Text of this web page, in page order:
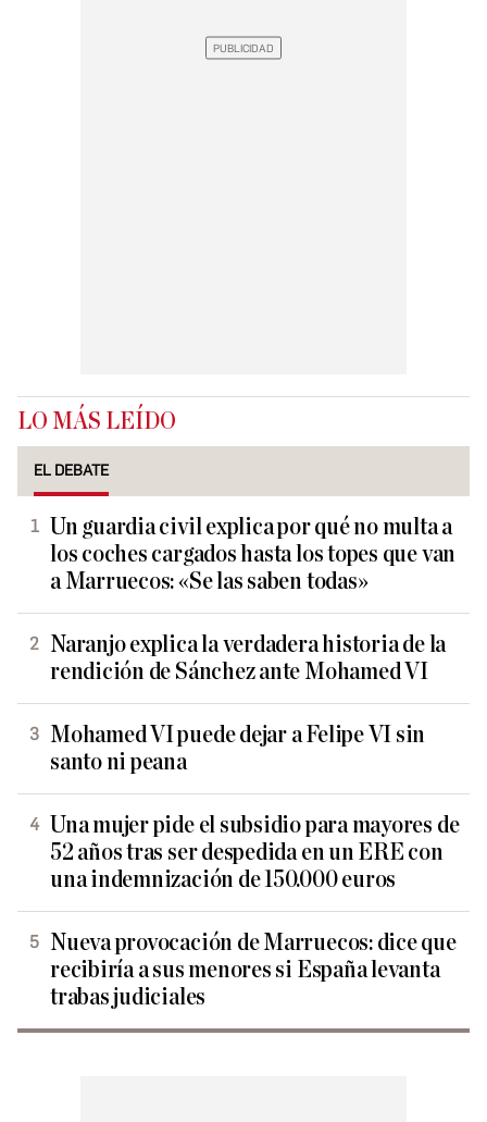
LO MÁS LEÍDO
EL DEBATE
Un guardia civil explica por qué no multa a
los coches cargados hasta los topes que van
a Marruecos: «Se las saben todas»
Naranjo explica la verdadera historia de la
rendición de Sánchez ante Mohamed VI
Mohamed VI puede dejar a Felipe VI sin
santo ni peana
Una mujer pide el subsidio para mayores de
52 años tras ser despedida en un ERE con
una indemnización de 150.000 euros
Nueva provocación de Marruecos: dice que
recibiría a sus menores si España levanta
trabas judiciales